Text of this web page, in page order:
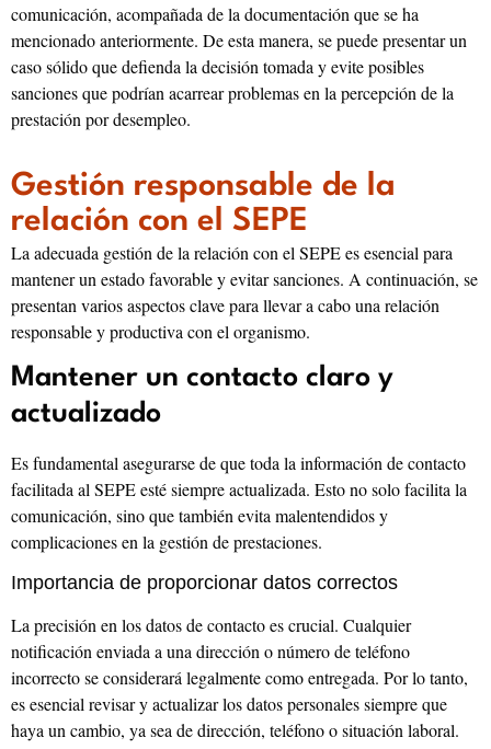
comunicación, acompañada de la documentación que se ha
mencionado anteriormente. De esta manera, se puede presentar un
caso sólido que defienda la decisión tomada y evite posibles
sanciones que podrían acarrear problemas en la percepción de la
prestación por desempleo.
Gestión responsable de la
relación con el SEPE
La adecuada gestión de la relación con el SEPE es esencial para
mantener un estado favorable y evitar sanciones. A continuación, se
presentan varios aspectos clave para llevar a cabo una relación
responsable y productiva con el organismo.
Mantener un contacto claro y
actualizado
Es fundamental asegurarse de que toda la información de contacto
facilitada al SEPE esté siempre actualizada. Esto no solo facilita la
comunicación, sino que también evita malentendidos y
complicaciones en la gestión de prestaciones.
Importancia de proporcionar datos correctos
La precisión en los datos de contacto es crucial. Cualquier
notificación enviada a una dirección o número de teléfono
incorrecto se considerará legalmente como entregada. Por lo tanto,
es esencial revisar y actualizar los datos personales siempre que
haya un cambio, ya sea de dirección, teléfono o situación laboral.